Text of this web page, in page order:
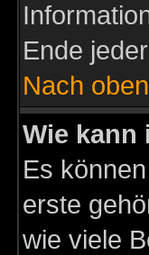
Ende
Nach oben
Wie kann
Es
erste
wie viele